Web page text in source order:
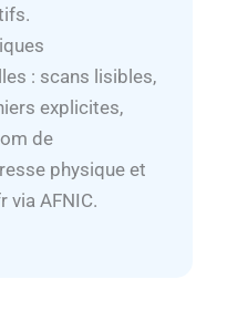
: scans lisibles,
explicites,
de
physique et
via AFNIC.